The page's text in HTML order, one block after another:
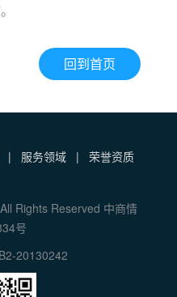
回到首页
| 服务领域 |
荣誉资质
Rights Reserved 中商情
号
20130242